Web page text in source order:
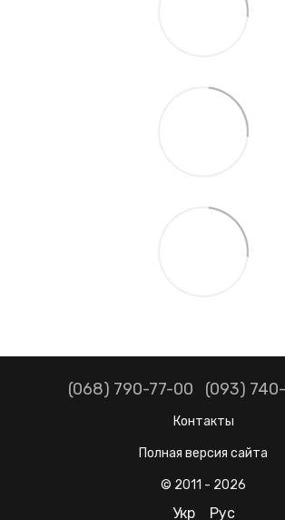
(068) 790-77-00 (093)
Контакты
Полная версия сайта
© 2011 - 2026
Укр Рус